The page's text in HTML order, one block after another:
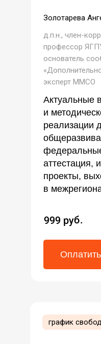
график
999 руб.
Актуальные
и
реализации
аттестация,
проекты,
в
д.п.н., член-
профессор
основатель
эксперт ММСО
Золотарева